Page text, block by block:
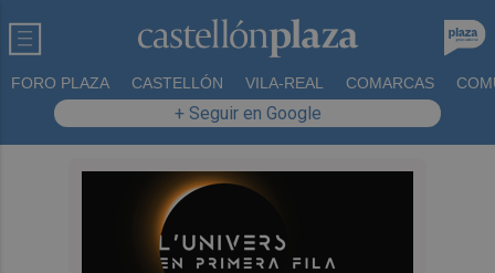
FORO PLAZA CASTELLÓN VILA-REAL COMARCAS
+ Seguir en Google